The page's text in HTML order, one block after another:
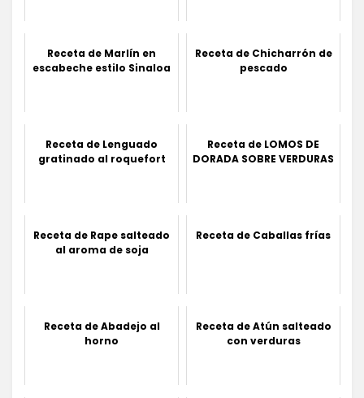
Receta de Marlín en
escabeche estilo Sinaloa
Receta de Chicharrón de
pescado
Receta de Lenguado
gratinado al roquefort
Receta de LOMOS DE
DORADA SOBRE VERDURAS
Receta de Rape salteado
al aroma de soja
Receta de Caballas frías
Receta de Abadejo al
horno
Receta de Atún salteado
con verduras